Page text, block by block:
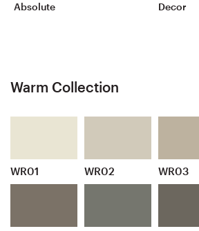
Absolute Decor
Warm Collection
WR01 WR02 WR03